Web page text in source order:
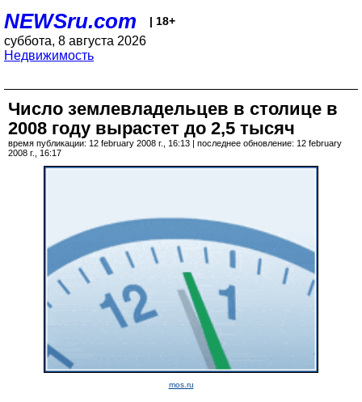
NEWSru.com | 18+
суббота, 8 августа 2026
Недвижимость
Число землевладельцев в столице в
2008 году вырастет до 2,5 тысяч
время публикации: 12 february 2008 г., 16:13 | последнее обновление: 12 february
2008 г., 16:17
mos.ru